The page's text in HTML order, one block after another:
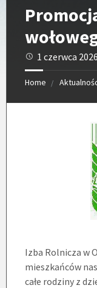
1 czerwca 2026
Home
Izba Rolnicza w
mieszkańców
całe rodziny z